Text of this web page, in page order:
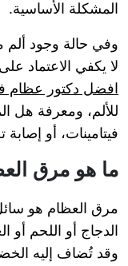
المشكلة الأساسية.
وفي حالة وجود ألم
لا يكفي الاعتماد
افضل دكتور عظام
للألم، ومعرفة هل
فيتامينات، أو
ما هو مرق
مرق العظام هو
الدجاج أو اللحم أو
وقد تُضاف إليه